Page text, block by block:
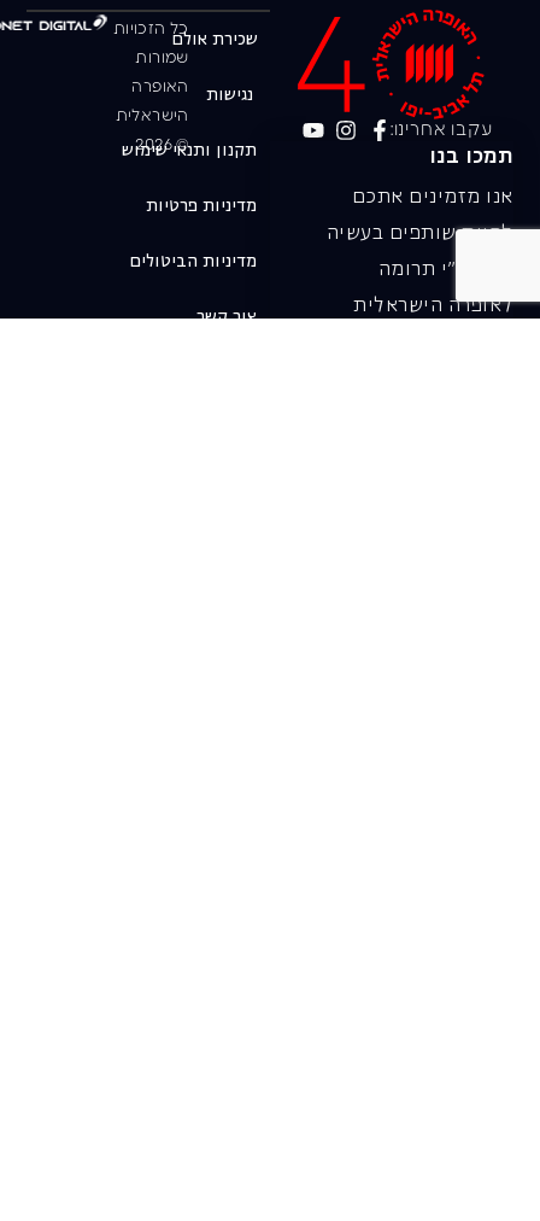
עקבו אחרינו:
תמכו בנו
אנו מזמינים אתכם
להיות שותפים בעשיה
שלנו ע"י תרומה
לאופרה הישראלית
כל הזכויות
שמורות
האופרה
הישראלית
© 2026
שכירת אולם
נגישות
תקנון ותנאי שימוש
מדיניות פרטיות
מדיניות הביטולים
צור קשר